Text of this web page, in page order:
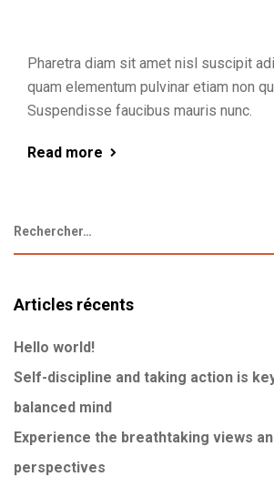
Pharetra diam sit amet nisl suscipit
quam elementum pulvinar etiam non
Suspendisse faucibus mauris nunc.
Read more
Articles récents
Hello world!
Self-discipline and taking action is
balanced mind
Experience the breathtaking views
perspectives